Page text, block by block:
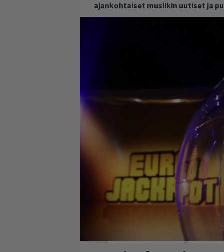
ajankohtaiset musiikin uutiset ja